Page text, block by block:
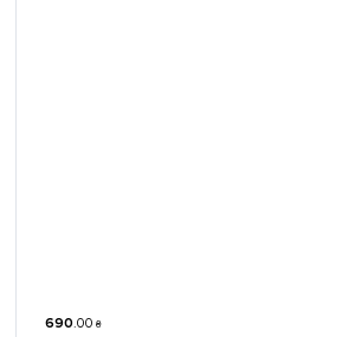
690. 00 ₴